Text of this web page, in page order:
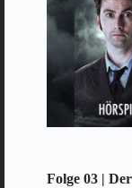
Folge 03 |